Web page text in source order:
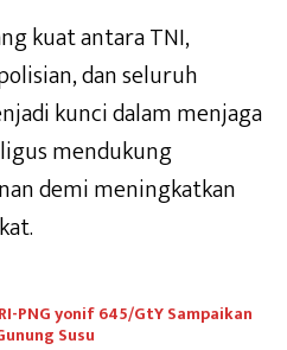
kuat antara TNI,
dan seluruh
kunci dalam menjaga
mendukung
demi meningkatkan
PNG yonif 645/GtY Sampaikan
Susu